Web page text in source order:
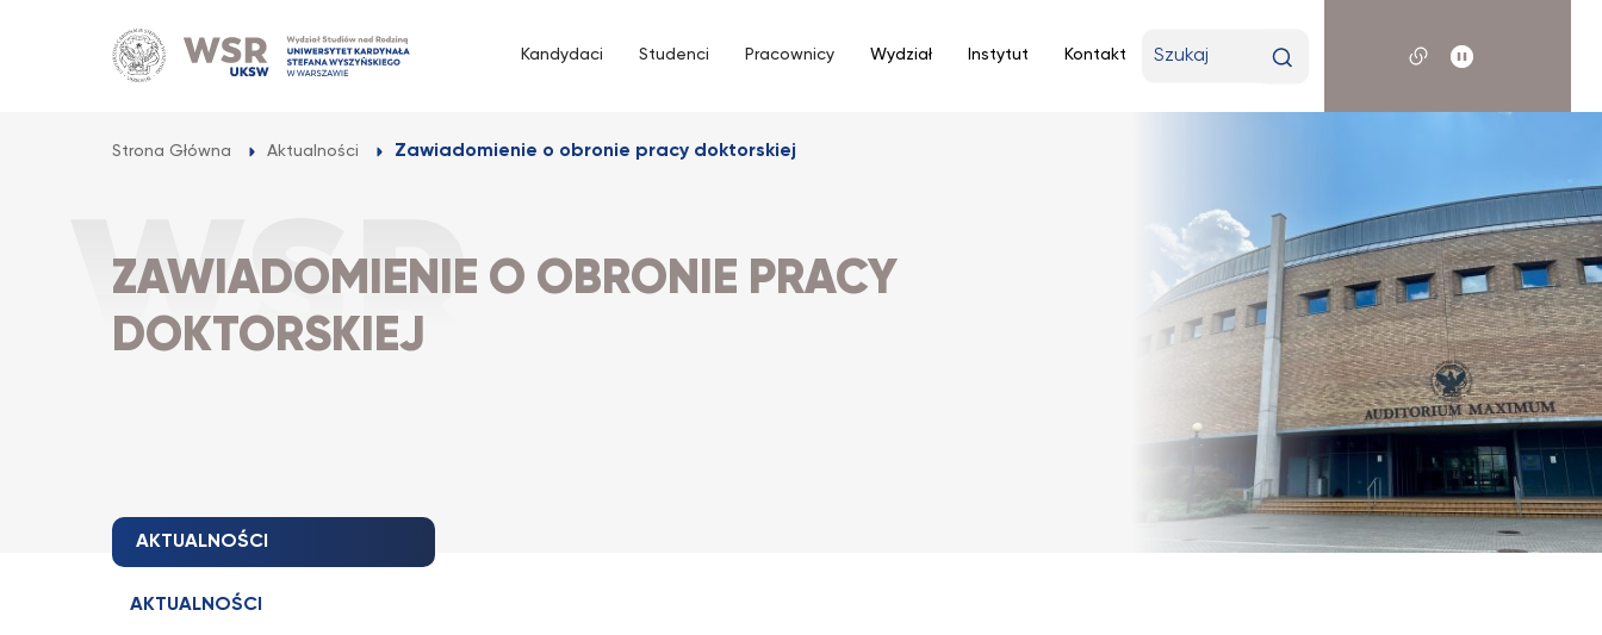
Kandydaci Studenci Pracownicy Wydział Instytut Kontakt
wyszukiwaną
Strona Główna Aktualności Zawiadomienie o obronie pracy doktorskiej
ZAWIADOMIENIE O OBRONIE PRACY
DOKTORSKIEJ
AKTUALNOŚCI
AKTUALNOŚCI